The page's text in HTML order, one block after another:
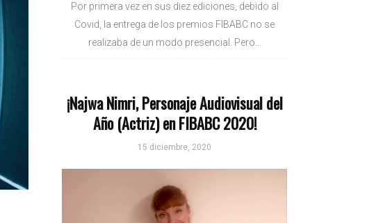
Por primera vez en sus diez ediciones, debido al
Covid, la entrega de los premios FIBABC no se
realizaba de un modo presencial. Pero...
¡Najwa Nimri, Personaje Audiovisual del
Año (Actriz) en FIBABC 2020!
15 diciembre, 2020